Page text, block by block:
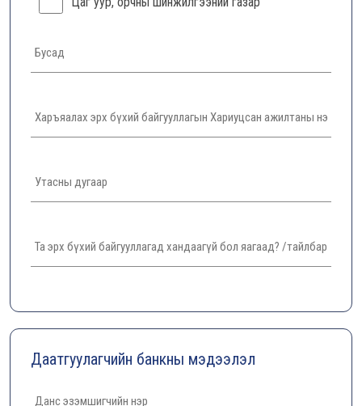
Даатгуулагчийн банкны мэдээлэл